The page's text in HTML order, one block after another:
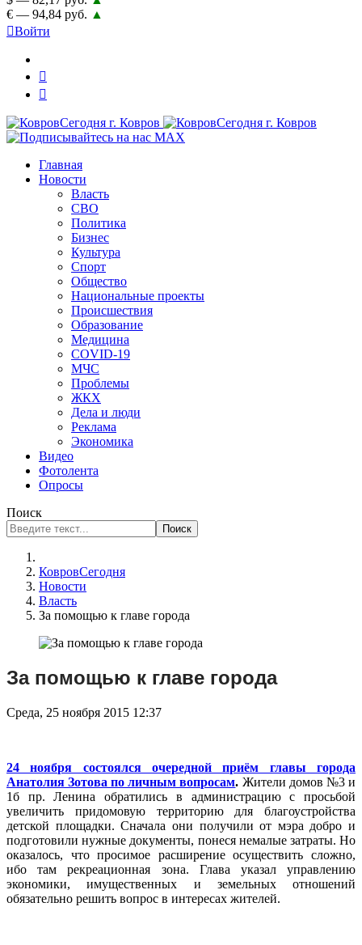
€ — 94,84 руб. ▲
Войти
Главная
Новости
Власть
СВО
Политика
Бизнес
Культура
Спорт
Общество
Национальные проекты
Происшествия
Образование
Медицина
COVID-19
МЧС
Проблемы
ЖКХ
Дела и люди
Реклама
Экономика
Видео
Фотолента
Опросы
Поиск
Поиск
КовровСегодня
Новости
Власть
За помощью к главе города
За помощью к главе города
Среда, 25 ноября 2015 12:37
24 ноября состоялся очередной приём главы города
Анатолия Зотова по личным вопросам. Жители домов №3 и
1б пр. Ленина обратились в администрацию с просьбой
увеличить придомовую территорию для благоустройства
детской площадки. Сначала они получили от мэра добро и
подготовили нужные документы, понеся немалые затраты. Но
оказалось, что просимое расширение осуществить сложно,
ибо там рекреационная зона. Глава указал управлению
экономики, имущественных и земельных отношений
обязательно решить вопрос в интересах жителей.